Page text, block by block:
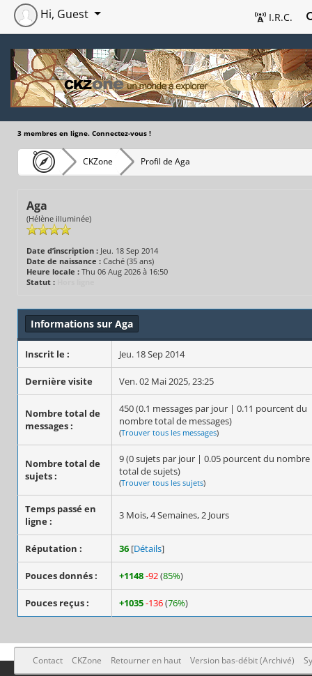
I.R.C.
Hi, Guest
3 membres en ligne. Connectez-vous !
CKZone Profil de Aga
Aga
(Hélène illuminée)
Date d’inscription : Jeu. 18 Sep 2014
Date de naissance : Caché (35 ans)
Heure locale : Thu 06 Aug 2026 à 16:50
Statut :
Informations sur Aga
Inscrit le : Jeu. 18 Sep 2014
Dernière visite Ven. 02 Mai 2025, 23:25
Nombre total de
messages :
450 (0.1 messages par jour | 0.11 pourcent du
nombre total de messages)
(Trouver tous les messages)
Nombre total de
sujets :
9 (0 sujets par jour | 0.05 pourcent du nombre
total de sujets)
(Trouver tous les sujets)
Temps passé en
ligne :
3 Mois, 4 Semaines, 2 Jours
Réputation : 36 [Détails]
Pouces donnés : +1148-92(85%)
Pouces reçus : +1035-136(76%)
Contact CKZone Retourner en haut Version bas-débit (Archivé)